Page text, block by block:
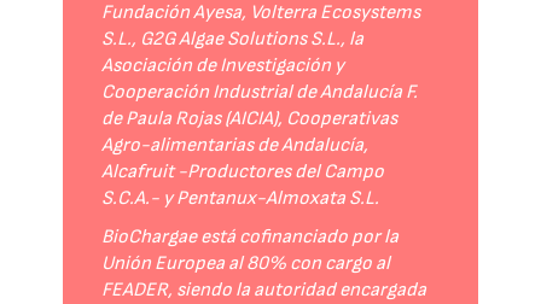
Fundación Ayesa, Volterra Ecosystems
S.L., G2G Algae Solutions S.L., la
Asociación de Investigación y
Cooperación Industrial de Andalucía F.
de Paula Rojas (AICIA), Cooperativas
Agro-alimentarias de Andalucía,
Alcafruit -Productores del Campo
S.C.A.- y Pentanux-Almoxata S.L.
BioChargae está cofinanciado por la
Unión Europea al 80% con cargo al
FEADER, siendo la autoridad encargada